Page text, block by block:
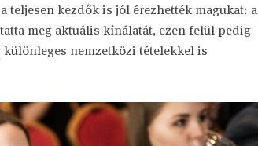
teljesen kezdők is jól érezhették magukat: a
meg aktuális kínálatát, ezen felül pedig
nemzetközi tételekkel is